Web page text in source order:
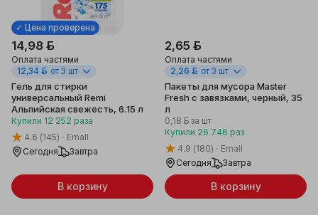
✓ Цена проверена
14,98 ƃ
Оплата частями
12,34 ƃ от 3 шт
Гель для стирки
универсальный Remi
Альпийская свежесть, 6.15 л
Купили 12 252 раза
4.6 (145)
Emall
Сегодня
Завтра
В корзину
2,65 ƃ
Оплата частями
2,26 ƃ от 3 шт
Пакеты для мусора Master
Fresh с завязками, черный, 35
л
0,18 ƃ за шт
Купили 26 746 раз
4.9 (180)
Emall
Сегодня
Завтра
В корзину